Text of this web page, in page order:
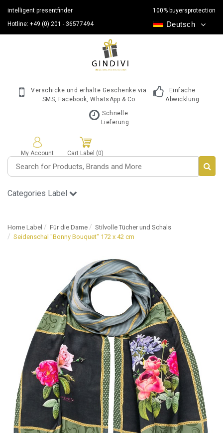
intelligent presentfinder
100% buyersprotection
Hotline: +49 (0) 201 - 36577494
Deutsch
Verschicke und erhalte Geschenke via
SMS, Facebook, WhatsApp & Co
Einfache
Abwicklung
Schnelle
Lieferung
My Account Cart Label (0)
Categories Label
Home Label Für die Dame
Stilvolle Tücher und Schals
Seidenschal "Bonny Bouquet" 172 x 42 cm